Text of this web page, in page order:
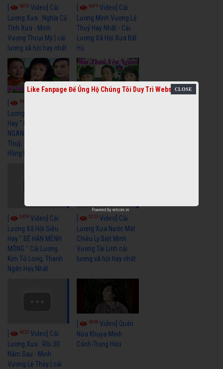
6055 Video] Cải
Lương Xưa : Nghĩa Cũ
Tình Xưa - Minh
Vương Thoại Mỹ | cải
lương xã hội hay nhất
6679Video] Cải
Lương Minh Vương Lệ
Thuỷ Hay Nhất - Cải
Lương Xã Hội Xưa Bất
Hủ
6969
Lương Xã Hội Siêu
Hay " LỠ BƯỚC SANG
NGANG " Cải Lương Lệ
Thuỷ, Thanh Tuấn,
Hồng Nga
5459 Video] Cải
Lương Xã Hội Siêu
Hay " BỂ HẬN MÊNH
MÔNG " Cải Lương
Kim Tử Long, Thanh
Ngân Hay Nhất
5733Video] Cải
Lương Xưa Nước Mắt
Chiều Ly Biệt Minh
Vương Tài Linh cải
lương xã hội hay nhất
6322 Video] Cải
Lương Xưa : Rồi 30
Năm Sau - Minh
Vương Lệ Thủy | cải
6038Video] Quán
Nửa Khuya-Minh
Cảnh-Trọng Hữu
Like Fanpage Để Ủng Hộ Chúng Tôi Duy Trì Website
Powered by netcore.vn